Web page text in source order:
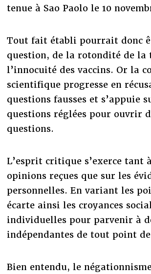
tenue à Sao Paolo le 10
Tout fait établi pourrait donc
question, de la rotondité de la
l’innocuité des vaccins. Or la
scientifique progresse en
questions fausses et s’appuie
questions réglées pour ouvrir
questions.
L’esprit critique s’exerce tant
opinions reçues que sur les
personnelles. En variant les
écarte ainsi les croyances
individuelles pour parvenir à
indépendantes de tout point
Bien entendu, le